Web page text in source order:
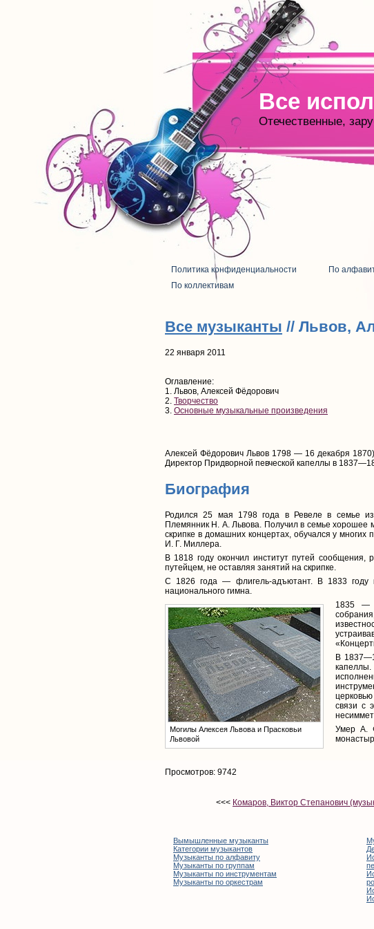
Все
Отечественные,
Политика конфиденциальности По
По коллективам
Все музыканты // Львов,
22 января 2011
Оглавление:
1. Львов, Алексей Фёдорович
2. Творчество
3. Основные музыкальные произведения
Алексей Фёдорович Львов 1798 — 16 декабря
Директор Придворной певческой капеллы в
Биография
Родился 25 мая 1798 года в Ревеле в семье
Племянник Н. А. Львова. Получил в семье хорошее
скрипке в домашних концертах, обучался у
И. Г. Миллера.
В 1818 году окончил институт путей сообщения,
путейцем, не оставляя занятий на скрипке.
С 1826 года — флигель-адъютант. В 1833 году
национального гимна.
Могилы Алексея Львова и Прасковьи
Львовой
1835 —
В
связи с
Умер А.
Просмотров: 9742
<<< Комаров, Виктор Степанович
Вымышленные музыканты
Категории музыкантов
Музыканты по алфавиту
Музыканты по группам
Музыканты по инструментам
Музыканты по оркестрам